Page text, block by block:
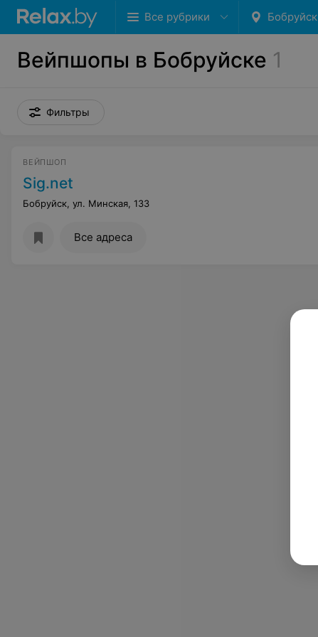
Все рубрики Бобруйск
Вейпшопы в Бобруйске 1
Фильтры
ВЕЙПШОП
Sig.net
Бобруйск, ул. Минская, 133
Все адреса